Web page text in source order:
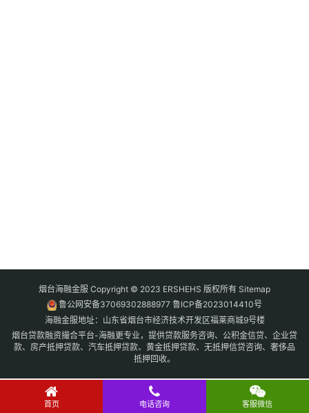
烟台海融金服 Copyright © 2023 ERSHEHS 版权所有 Sitemap
鲁公网安备37069302888977 鲁ICP备2023014410号
海融金服地址：山东省烟台市经济技术开发区福莱商城9号楼
烟台贷款融资撮合平台-海融更专业，提供贷款服务咨询、公积金信贷、企业贷
款、房产抵押贷款、汽车抵押贷款、黄金抵押贷款、无抵押信贷咨询、奢侈品
抵押回收。
首页 电话咨询 客服微信